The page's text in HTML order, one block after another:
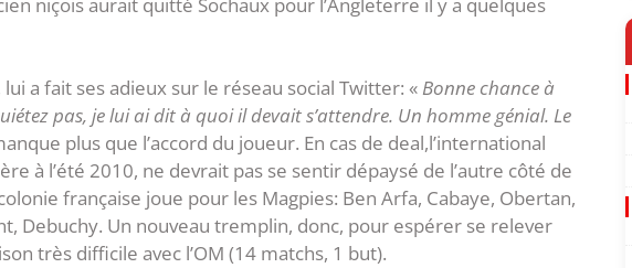
a fait ses adieux sur le réseau social Twitter: « Bonne chance à
pas, je lui ai dit à quoi il devait s’attendre. Un homme génial. Le
plus que l’accord du joueur. En cas de deal,l’international
à l’été 2010, ne devrait pas se sentir dépaysé de l’autre côté de
française joue pour les Magpies: Ben Arfa, Cabaye, Obertan,
Debuchy. Un nouveau tremplin, donc, pour espérer se relever
très difficile avec l’OM (14 matchs, 1 but).